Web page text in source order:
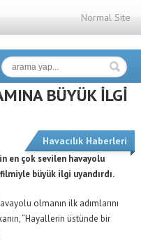
Normal Site
BÜYÜK İLGİ
Havacılık Haberleri
en çok sevilen havayolu
büyük ilgi uyandırdı.
olmanın ilk adımlarını
“Hayallerin üstünde bir